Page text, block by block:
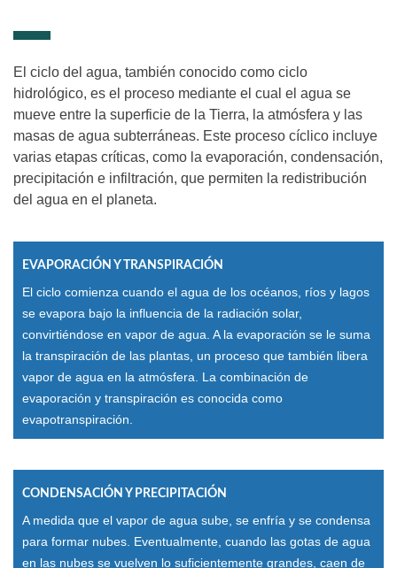
El ciclo del agua, también conocido como ciclo
hidrológico, es el proceso mediante el cual el agua se
mueve entre la superficie de la Tierra, la atmósfera y las
masas de agua subterráneas. Este proceso cíclico incluye
varias etapas críticas, como la evaporación, condensación,
precipitación e infiltración, que permiten la redistribución
del agua en el planeta.
EVAPORACIÓN Y TRANSPIRACIÓN
El ciclo comienza cuando el agua de los océanos, ríos y lagos
se evapora bajo la influencia de la radiación solar,
convirtiéndose en vapor de agua. A la evaporación se le suma
la transpiración de las plantas, un proceso que también libera
vapor de agua en la atmósfera. La combinación de
evaporación y transpiración es conocida como
evapotranspiración.
CONDENSACIÓN Y PRECIPITACIÓN
A medida que el vapor de agua sube, se enfría y se condensa
para formar nubes. Eventualmente, cuando las gotas de agua
en las nubes se vuelven lo suficientemente grandes, caen de